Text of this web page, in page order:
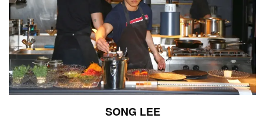
SONG LEE